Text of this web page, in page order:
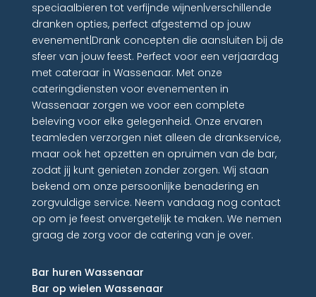
speciaalbieren tot verfijnde wijnen|verschillende
dranken opties, perfect afgestemd op jouw
evenement|Drank concepten die aansluiten bij de
sfeer van jouw feest. Perfect voor een verjaardag
met cateraar in Wassenaar. Met onze
cateringdiensten voor evenementen in
Wassenaar zorgen we voor een complete
beleving voor elke gelegenheid. Onze ervaren
teamleden verzorgen niet alleen de drankservice,
maar ook het opzetten en opruimen van de bar,
zodat jij kunt genieten zonder zorgen. Wij staan
bekend om onze persoonlijke benadering en
zorgvuldige service. Neem vandaag nog contact
op om je feest onvergetelijk te maken. We nemen
graag de zorg voor de catering van je over.
Bar huren Wassenaar
Bar op wielen Wassenaar